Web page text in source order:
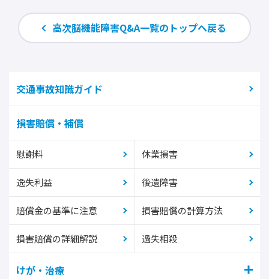
高次脳機能障害Q&A一覧のトップへ戻る
交通事故知識ガイド
損害賠償・補償
慰謝料 休業損害
逸失利益 後遺障害
賠償金の基準に注意 損害賠償の計算方法
損害賠償の詳細解説 過失相殺
けが・治療